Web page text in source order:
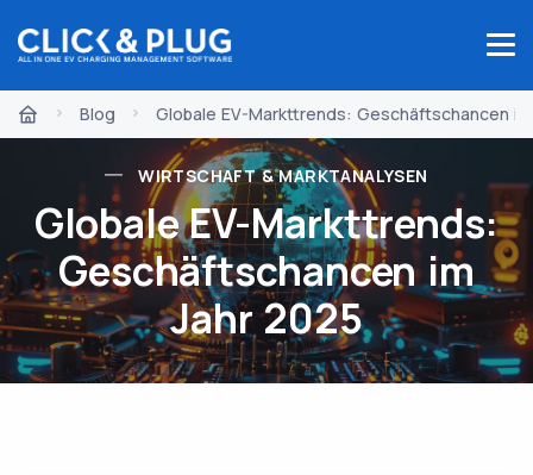
Blog Globale EV-Markttrends: Geschäftschancen
WIRTSCHAFT & MARKTANALYSEN
Globale EV-Markttrends:
Geschäftschancen im
Jahr 2025